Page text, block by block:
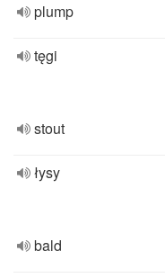
plump
tęgi
stout
łysy
bald